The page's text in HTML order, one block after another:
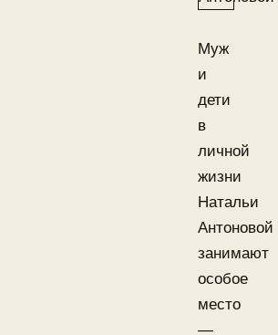
Муж
и
дети
в
личной
жизни
Натальи
Антоновой
занимают
особое
место
—